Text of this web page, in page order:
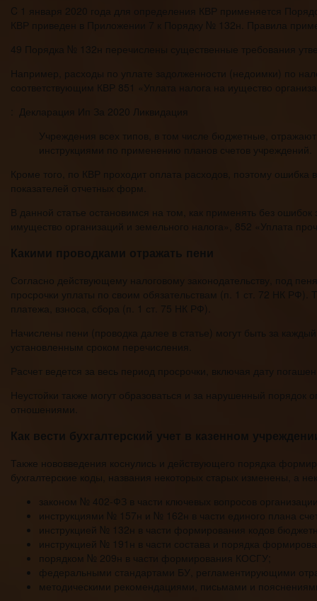
C 1 января 2020 года для определения КВР применяется
КВР приведен в Приложении 7 к Порядку № 132н. Правила
49 Порядка № 132н перечислены существенные требования
Например, расходы по уплате задолженности (недоимки) по
соответствующим КВР 851 «Уплата налога на иущество
: Декларация Ип За 2020 Ликвидация
Учреждения всех типов, в том числе бюджетные,
инструкциями по применению планов счетов учреждений.
Кроме того, по КВР проходит оплата расходов, поэтому
показателей отчетных форм.
В данной статье остановимся на том, как применять без
имущество организаций и земельного налога», 852 «Уплата
Какими проводками отражать пени
Согласно действующему налоговому законодательству, под
просрочки уплаты по своим обязательствам (п. 1 ст. 72 НК РФ).
платежа, взноса, сбора (п. 1 ст. 75 НК РФ).
Начислены пени (проводка далее в статье) могут быть за
установленным сроком перечисления.
Расчет ведется за весь период просрочки, включая дату
Неустойки также могут образоваться и за нарушенный
отношениями.
Как вести бухгалтерский учет в казенном
Также нововведения коснулись и действующего порядка
бухгалтерские коды, названия некоторых старых изменены, а
законом № 402-ФЗ в части ключевых вопросов
инструкциями № 157н и № 162н в части единого плана
инструкцией № 132н в части формирования кодов
инструкцией № 191н в части состава и порядка
порядком № 209н в части формирования КОСГУ;
федеральными стандартами БУ, регламентирующими
методическими рекомендациями, письмами и